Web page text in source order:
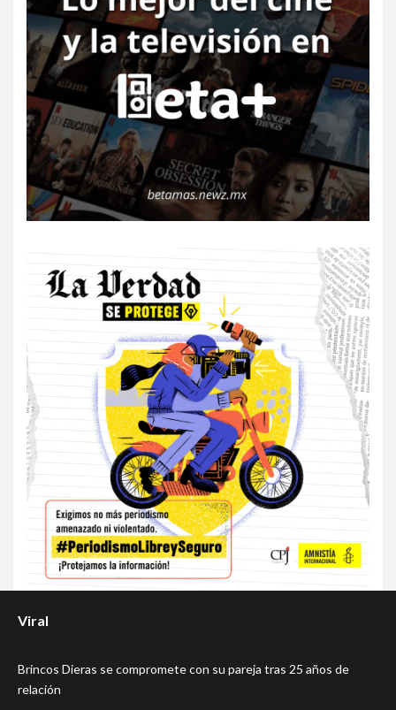
Viral
Brincos Dieras se compromete con su pareja tras 25 años de
relación